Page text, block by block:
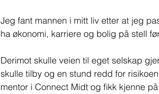
Jeg fant mannen i mitt liv etter at jeg
ha økonomi, karriere og bolig på stell
Derimot skulle veien til eget selskap
skulle tilby og en stund redd for
mentor i Connect Midt og fikk kjenne